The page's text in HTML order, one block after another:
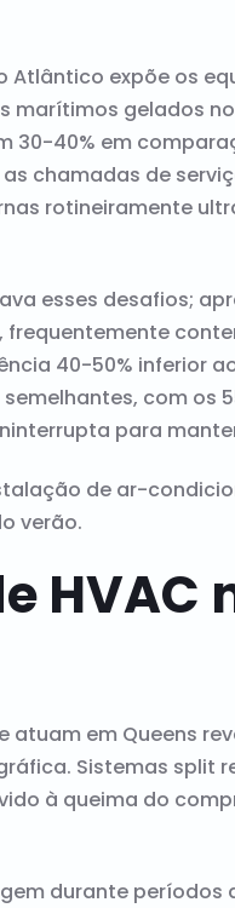
expõe os
marítimos gelados
30-40% em
chamadas de
rotineiramente
esses desafios;
frequentemente
40-50% inferior
com os
para
de ar-
verão.
HVAC
atuam em Queens
Sistemas split
à queima do
durante períodos